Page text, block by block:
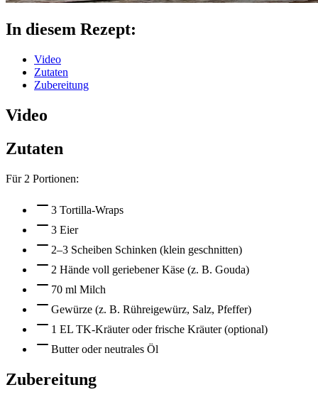
In diesem Rezept:
Video
Zutaten
Zubereitung
Video
Zutaten
Für 2 Portionen:
3 Tortilla-Wraps
3 Eier
2–3 Scheiben Schinken (klein geschnitten)
2 Hände voll geriebener Käse (z. B. Gouda)
70 ml Milch
Gewürze (z. B. Rühreigewürz, Salz, Pfeffer)
1 EL TK-Kräuter oder frische Kräuter (optional)
Butter oder neutrales Öl
Zubereitung